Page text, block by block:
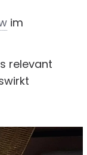
im
relevant